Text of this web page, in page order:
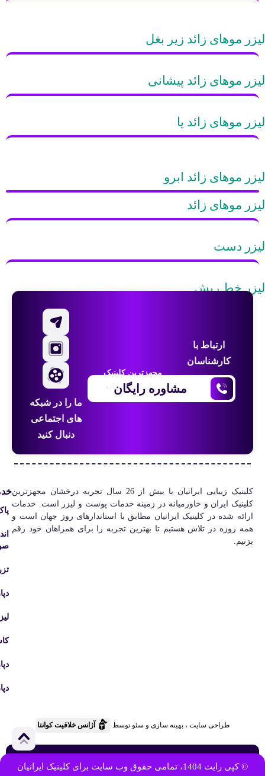
لیزر موهای زائد زیر بغل
لیزر موهای زائد پیشانی
لیزر موهای زائد پا
لیزر موهای زائد ابرو
لیزر موهای زائد
لیزر دست
لیزر خط ریش
ارتباط با
کارشناسان
مشاوره رایگان
مجهزترین کلینیک
زیبایی خاورمیانه
ما را در شبکه
های اجتماعی
دنبال کنید
کلینیک‌ زیبایی ایرانیان با بیش از 26 سال تجربه درخشان مجهزترین
کلینیک ایران و خاورمیانه در زمینه خدمات پوست و لیزر است. خدمات
ارائه شده در کلینیک ایرانیان مطابق با استاندارهای روز جهان است و
همه روزه در تلاش هستیم تا بهترین تجربه را برای همراهان خود رقم
بزنیم.
طراحی سایت ، بهینه سازی و سئو توسط آژانس خلاقیت کوانتا
© کپی رایت 1404، تمامی حقوق وب سایت برای کلینیک ایرانیان